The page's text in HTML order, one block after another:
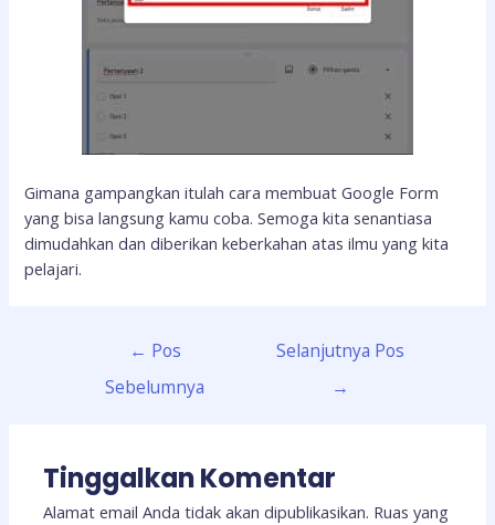
Gimana gampangkan itulah cara membuat Google Form
yang bisa langsung kamu coba. Semoga kita senantiasa
dimudahkan dan diberikan keberkahan atas ilmu yang kita
pelajari.
← Pos
Sebelumnya
Selanjutnya Pos
→
Tinggalkan Komentar
Alamat email Anda tidak akan dipublikasikan. Ruas yang